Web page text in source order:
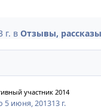
г. вОтзывы,
участник 2014
5 июня, 201313 г.